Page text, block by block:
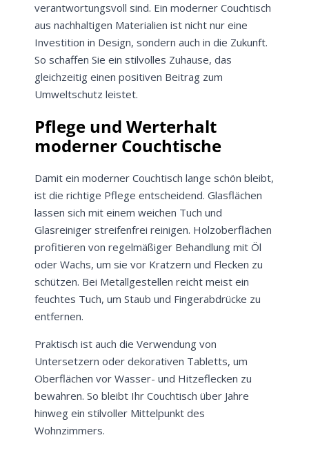
verantwortungsvoll sind. Ein moderner Couchtisch
aus nachhaltigen Materialien ist nicht nur eine
Investition in Design, sondern auch in die Zukunft.
So schaffen Sie ein stilvolles Zuhause, das
gleichzeitig einen positiven Beitrag zum
Umweltschutz leistet.
Pflege und Werterhalt
moderner Couchtische
Damit ein moderner Couchtisch lange schön bleibt,
ist die richtige Pflege entscheidend. Glasflächen
lassen sich mit einem weichen Tuch und
Glasreiniger streifenfrei reinigen. Holzoberflächen
profitieren von regelmäßiger Behandlung mit Öl
oder Wachs, um sie vor Kratzern und Flecken zu
schützen. Bei Metallgestellen reicht meist ein
feuchtes Tuch, um Staub und Fingerabdrücke zu
entfernen.
Praktisch ist auch die Verwendung von
Untersetzern oder dekorativen Tabletts, um
Oberflächen vor Wasser- und Hitzeflecken zu
bewahren. So bleibt Ihr Couchtisch über Jahre
hinweg ein stilvoller Mittelpunkt des
Wohnzimmers.
Jetzt5% Rabatt
auf Ihre erste Bestellung sichern!
Meinen Code senden
Bleiben Sie auf dem Laufenden über